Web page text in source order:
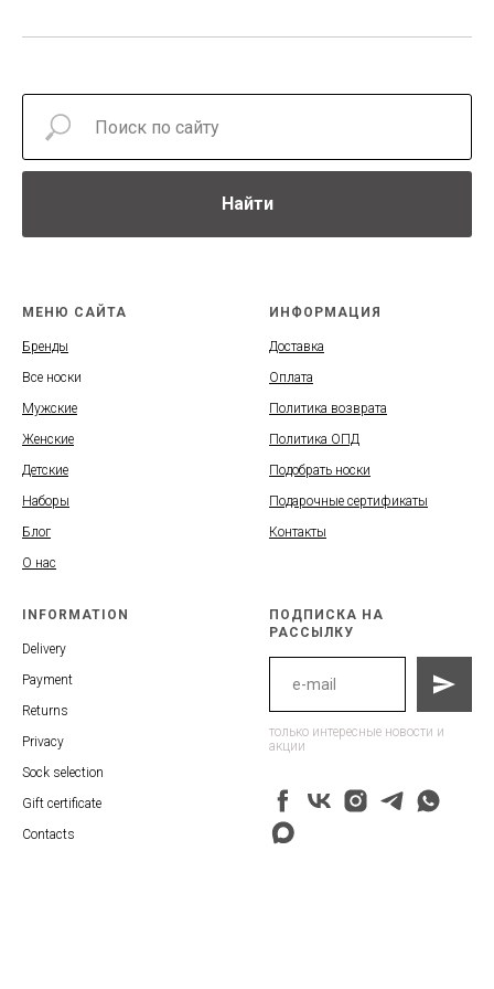
Найти
МЕНЮ САЙТА
Бренды
Все носки
Мужские
Женские
Детские
Наборы
Блог
О нас
ИНФОРМАЦИЯ
Доставка
Оплата
Политика возврата
Политика ОПД
Подобрать носки
Подарочные сертификаты
Контакты
INFORMATION
Delivery
Payment
Returns
Privacy
Sock selection
Gift certificate
Contacts
ПОДПИСКА НА
РАССЫЛКУ
только интересные новости и
акции